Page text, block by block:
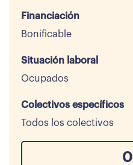
Financiación
Bonificable
Situación laboral
Ocupados
Colectivos específicos
Todos los colectivos
0